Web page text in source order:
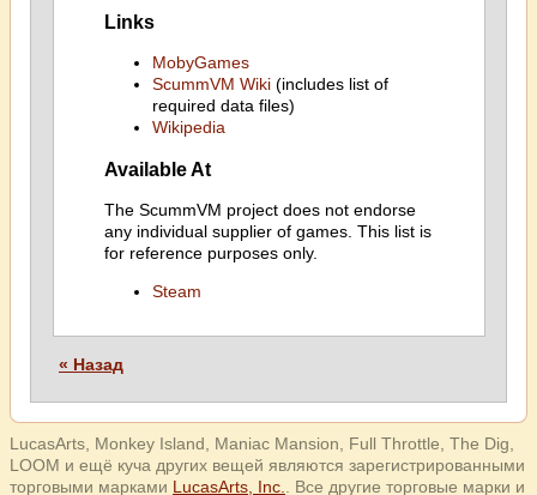
Links
MobyGames
ScummVM Wiki(includes list of
required data files)
Wikipedia
Available At
The ScummVM project does not endorse
any individual supplier of games. This list is
for reference purposes only.
Steam
« Назад
LucasArts, Monkey Island, Maniac Mansion, Full Throttle, The Dig,
LOOM и ещё куча других вещей являются зарегистрированными
торговыми марками LucasArts, Inc. . Все другие торговые марки и